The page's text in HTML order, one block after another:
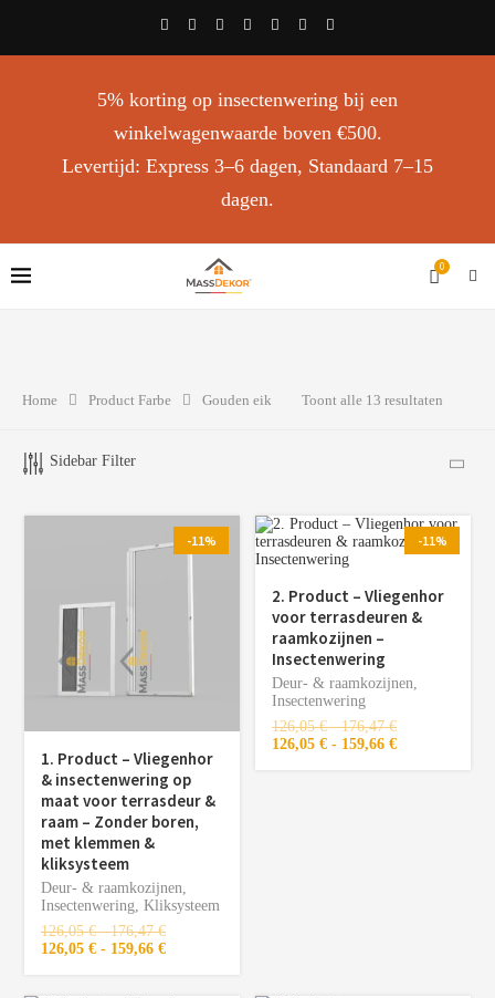
5% korting op insectenwering bij een
winkelwagenwaarde boven €500.
Levertijd: Express 3–6 dagen, Standaard 7–15
dagen.
0
Home Product Farbe Gouden eik Toont alle 13 resultaten
Sidebar Filter
-11%
1. Product – Vliegenhor
& insectenwering op
maat voor terrasdeur &
raam – Zonder boren,
met klemmen &
kliksysteem
Deur- & raamkozijnen,
Insectenwering, Kliksysteem
126,05€ - 176,47€
126,05 € - 159,66 €
-11%
2. Product – Vliegenhor
voor terrasdeuren &
raamkozijnen –
Insectenwering
Deur- & raamkozijnen,
Insectenwering
126,05€ - 176,47€
126,05 € - 159,66 €